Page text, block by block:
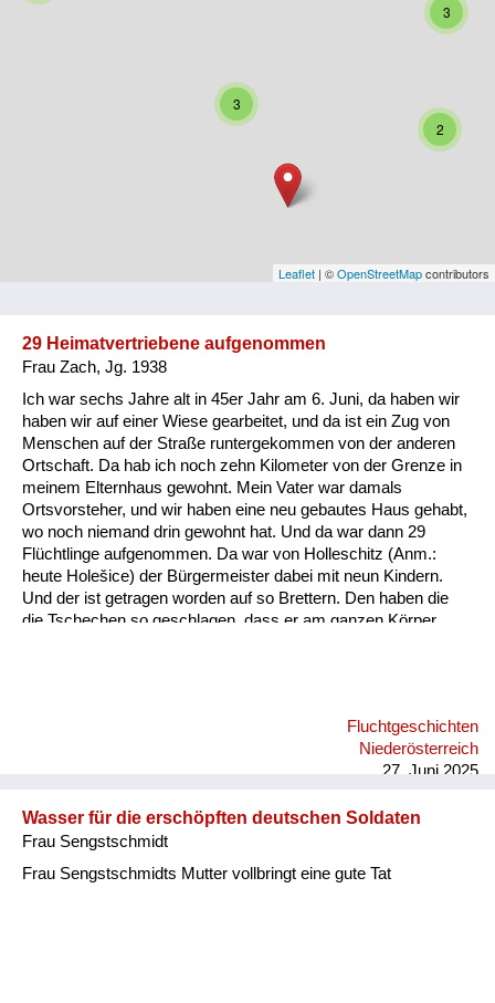
Oberösterreich
Salzburg
Steiermark
Vorarlberg
Besatzungsmächte
Frauen, Mütter, Kinder
Versorgung
Heimkehrer
Fluchtgeschichten
Wiederaufbau und
Wohnen
3
3
2
Leaflet | ©OpenStreetMapcontributors
29 Heimatvertriebene aufgenommen
Frau Zach, Jg. 1938
Ich war sechs Jahre alt in 45er Jahr am 6. Juni, da haben wir
haben wir auf einer Wiese gearbeitet, und da ist ein Zug von
Menschen auf der Straße runtergekommen von der anderen
Ortschaft. Da hab ich noch zehn Kilometer von der Grenze in
meinem Elternhaus gewohnt. Mein Vater war damals
Ortsvorsteher, und wir haben eine neu gebautes Haus gehabt,
wo noch niemand drin gewohnt hat. Und da war dann 29
Flüchtlinge aufgenommen. Da war von Holleschitz (Anm.:
heute Holešice) der Bürgermeister dabei mit neun Kindern.
Und der ist getragen worden auf so Brettern. Den haben die
die Tschechen so geschlagen, dass er am ganzen Körper
gestorben. Meine Mutter hat ihm damals alle Kopfpolster
mitgegeben, die sind dann beim Hinauswandern im Juni in
Fluchtgeschichten
Niederösterreich
27. Juni 2025
Wasser für die erschöpften deutschen Soldaten
Frau Sengstschmidt
Frau Sengstschmidts Mutter vollbringt eine gute Tat